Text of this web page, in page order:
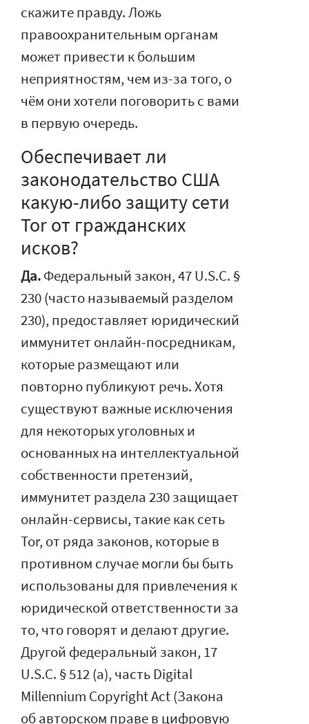
скажите правду. Ложь
правоохранительным органам
может привести к большим
неприятностям, чем из-за того, о
чём они хотели поговорить с вами
в первую очередь.
Обеспечивает ли
законодательство США
какую-либо защиту сети
Tor от гражданских
исков?
Да.Федеральный закон, 47 U.S.C. §
230 (часто называемый разделом
230), предоставляет юридический
иммунитет онлайн-посредникам,
которые размещают или
повторно публикуют речь. Хотя
существуют важные исключения
для некоторых уголовных и
основанных на интеллектуальной
собственности претензий,
иммунитет раздела 230 защищает
онлайн-сервисы, такие как сеть
Tor, от ряда законов, которые в
противном случае могли бы быть
использованы для привлечения к
юридической ответственности за
то, что говорят и делают другие.
Другой федеральный закон, 17
U.S.C. § 512 (a), часть Digital
Millennium Copyright Act (Закона
об авторском праве в цифровую